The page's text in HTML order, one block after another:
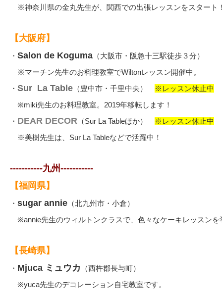
※神奈川県の金丸先生が、関西での出張レッスンをスタート
【大阪府】
・ Salon de Koguma （大阪市・阪急十三駅徒歩３分）
※マーチン先生のお料理教室でWiltonレッスン開催中。
・ Sur La Table （豊中市・千里中央）
※レッスン休止中
※miki先生のお料理教室。2019年移転します！
・ DEAR DECOR （Sur La Tableほか）
※レッスン休止中
※美樹先生は、Sur La Tableなどで活躍中！
-----------九州-----------
【福岡県】
・ sugar annie （北九州市・小倉）
※annie先生のウィルトンクラスで、色々なケーキレッスンを
【長崎県】
・ Mjuca ミュウカ
（西杵郡長与町）
※yuca先生のデコレーション自宅教室です。